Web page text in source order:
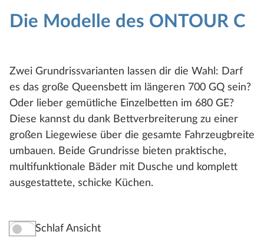
Die Modelle des ONTOUR C
Zwei Grundrissvarianten lassen dir die Wahl: Darf
es das große Queensbett im längeren 700 GQ sein?
Oder lieber gemütliche Einzelbetten im 680 GE?
Diese kannst du dank Bettverbreiterung zu einer
großen Liegewiese über die gesamte Fahrzeugbreite
umbauen. Beide Grundrisse bieten praktische,
multifunktionale Bäder mit Dusche und komplett
ausgestattete, schicke Küchen.
Schlaf Ansicht